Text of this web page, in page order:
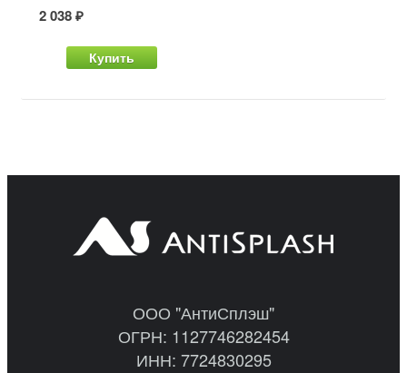
2 038 ₽
Купить
ООО "АнтиСплэш"
ОГРН: 1127746282454
ИНН: 7724830295